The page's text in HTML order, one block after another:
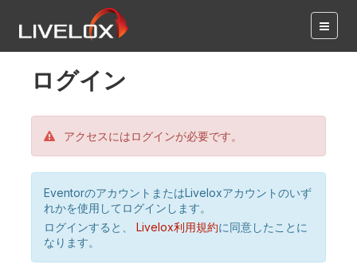
ログイン
アクセスにはログインが必要です。
EventorのアカウントまたはLiveloxアカウントのいず
れかを使用してログインします。
ログインすると、
Livelox利用規約に同意したことに
なります。